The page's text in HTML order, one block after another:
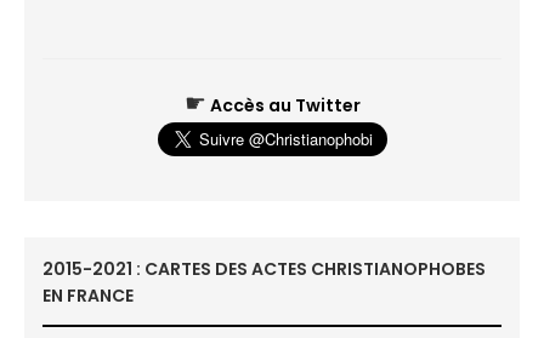
☛ Accès au Twitter
2015-2021 : CARTES DES ACTES CHRISTIANOPHOBES
EN FRANCE